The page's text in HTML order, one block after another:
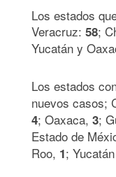
Los estados
Veracruz: 58;
Yucatán y
Los estados
nuevos casos;
4; Oaxaca, 3;
Estado de
Roo, 1; Yucatán